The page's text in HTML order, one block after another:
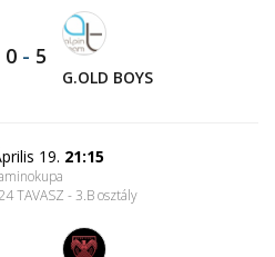
0 - 5
G.OLD BOYS
19. 21:15
TAVASZ - 3.B osztály